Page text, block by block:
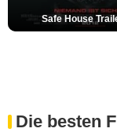
Safe House
Die besten